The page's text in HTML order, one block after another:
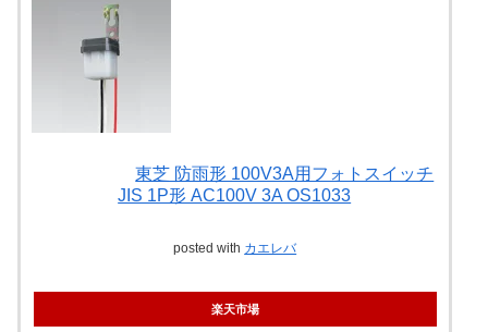
東芝 防雨形 100V3A用フォトスイッチ
JIS 1P形 AC100V 3A OS1033
posted with カエレバ
楽天市場